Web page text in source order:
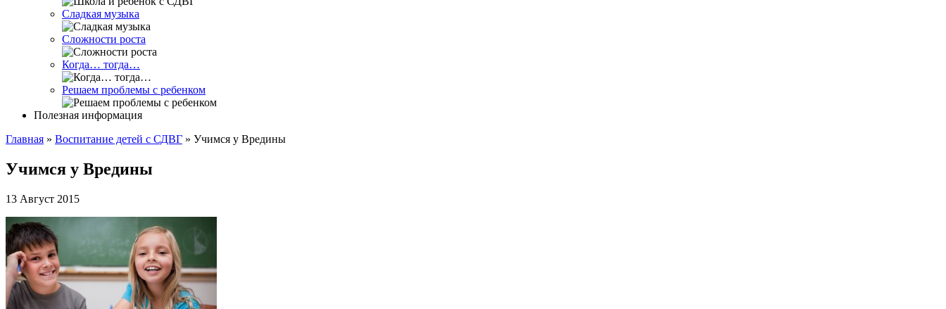
Сладкая музыка
Сложности роста
Когда… тогда…
Решаем проблемы с ребенком
Полезная информация
Главная » Воспитание детей с СДВГ » Учимся у Вредины
Учимся у Вредины
13 Август 2015